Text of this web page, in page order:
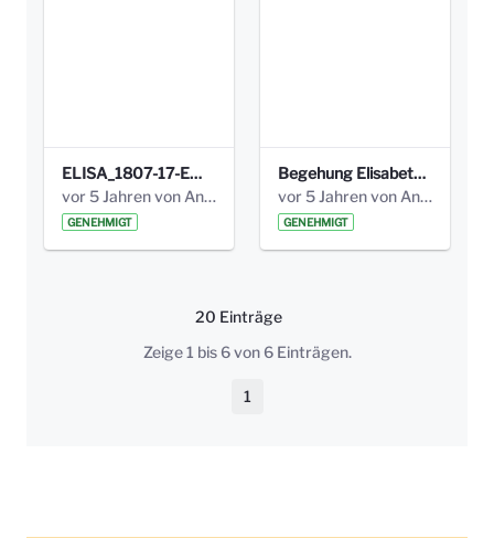
ELISA_1807-17-EW_BEZIRK-kl_compressed.pdf
vor 5 Jahren von Anni Schlumberger
GENEHMIGT
Begehung Elisabethenanlage 1.8.17_Protokoll .pdf
vor 5 Jahren von Anni Schlumberger
GENEHMIGT
20 Einträge
Pro Seite
Zeige 1 bis 6 von 6 Einträgen.
Seite
1